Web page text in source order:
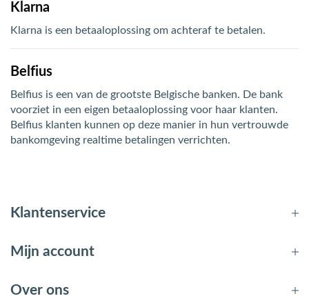
Klarna
Klarna is een betaaloplossing om achteraf te betalen.
Belfius
Belfius is een van de grootste Belgische banken. De bank
voorziet in een eigen betaaloplossing voor haar klanten.
Belfius klanten kunnen op deze manier in hun vertrouwde
bankomgeving realtime betalingen verrichten.
Klantenservice
Mijn account
Over ons